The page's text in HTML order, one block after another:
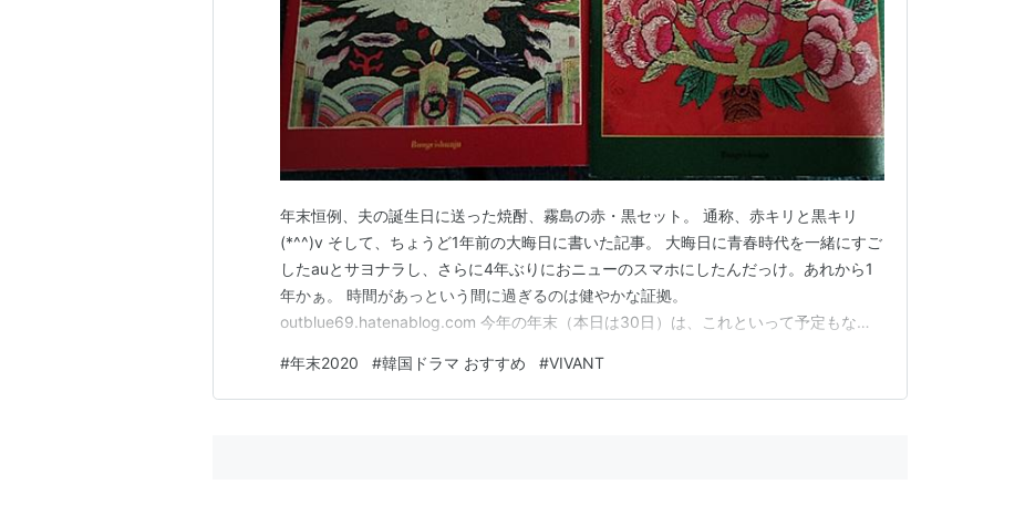
年末恒例、夫の誕生日に送った焼酎、霧島の赤・黒セット。 通称、赤キリと黒キリ
(*^^)v そして、ちょうど1年前の大晦日に書いた記事。 大晦日に青春時代を一緒にすご
したauとサヨナラし、さらに4年ぶりにおニューのスマホにしたんだっけ。あれから1
年かぁ。 時間があっという間に過ぎるのは健やかな証拠。
outblue69.hatenablog.com 今年の年末（本日は30日）は、これといって予定もなく
てみました。 →めっっちゃ、記録魔だったようです私。 ＊1月＊ 【韓ドラ】 ・SKYキ
ャッスル ・ある春の夜に ⇩この記…
#年末2020 #韓国ドラマ おすすめ #VIVANT